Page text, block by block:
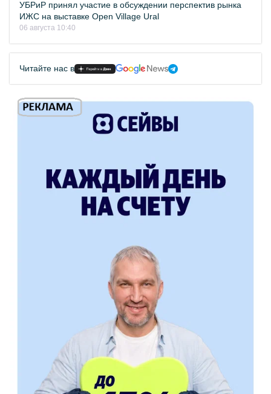
УБРиР принял участие в обсуждении перспектив рынка
ИЖС на выставке Open Village Ural
06 августа 10:40
Читайте нас в